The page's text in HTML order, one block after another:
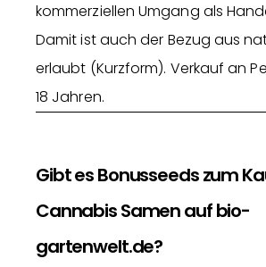
kommerziellen Umgang als
Damit ist auch der Bezug aus
erlaubt (Kurzform). Verkauf an
18 Jahren.
Gibt es Bonusseeds zum
Cannabis Samen auf bio-
gartenwelt.de?